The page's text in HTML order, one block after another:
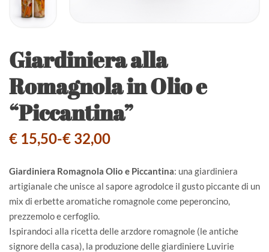
Giardiniera alla
Romagnola in Olio e
“Piccantina”
€ 15,50-€ 32,00
Giardiniera Romagnola Olio e Piccantina: una giardiniera
artigianale che unisce al sapore agrodolce il gusto piccante di un
mix di erbette aromatiche romagnole come peperoncino,
prezzemolo e cerfoglio.
Ispirandoci alla ricetta delle arzdore romagnole (le antiche
signore della casa), la produzione delle giardiniere Luvirie